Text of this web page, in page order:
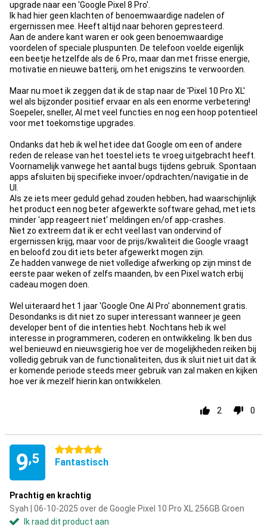
upgrade naar een 'Google Pixel 8 Pro'.
Ik had hier geen klachten of benoemwaardige nadelen of
ergernissen mee. Heeft altijd naar behoren gepresteerd.
Aan de andere kant waren er ook geen benoemwaardige
voordelen of speciale pluspunten. De telefoon voelde eigenlijk
een beetje hetzelfde als de 6 Pro, maar dan met frisse energie,
motivatie en nieuwe batterij, om het enigszins te verwoorden.
Maar nu moet ik zeggen dat ik de stap naar de 'Pixel 10 Pro XL'
wel als bijzonder positief ervaar en als een enorme verbetering!
Soepeler, sneller, AI met veel functies en nog een hoop potentieel
voor met toekomstige upgrades.
Ondanks dat heb ik wel het idee dat Google om een of andere
reden de release van het toestel iets te vroeg uitgebracht heeft.
Voornamelijk vanwege het aantal bugs tijdens gebruik. Spontaan
apps afsluiten bij specifieke invoer/opdrachten/navigatie in de
UI.
Als ze iets meer geduld gehad zouden hebben, had waarschijnlijk
het product een nog beter afgewerkte software gehad, met iets
minder 'app reageert niet' meldingen en/of app-crashes.
Niet zo extreem dat ik er echt veel last van ondervind of
ergernissen krijg, maar voor de prijs/kwaliteit die Google vraagt
en beloofd zou dit iets beter afgewerkt mogen zijn.
Ze hadden vanwege de niet volledige afwerking op zijn minst de
eerste paar weken of zelfs maanden, bv een Pixel watch erbij
cadeau mogen doen.
Wel uiteraard het 1 jaar 'Google One AI Pro' abonnement gratis.
Desondanks is dit niet zo super interessant wanneer je geen
developer bent of die intenties hebt. Nochtans heb ik wel
interesse in programmeren, coderen en ontwikkeling. Ik ben dus
wel benieuwd en nieuwsgierig hoe ver de mogelijkheden reiken bij
volledig gebruik van de functionaliteiten, dus ik sluit niet uit dat ik
er komende periode steeds meer gebruik van zal maken en kijken
hoe ver ik mezelf hierin kan ontwikkelen.
2 0
9,5
5 sterren
Fantastisch
Prachtig en krachtig
Syah | 06-10-2025 over de Google Pixel 10 Pro XL 256GB Groen
Ik raad dit product aan